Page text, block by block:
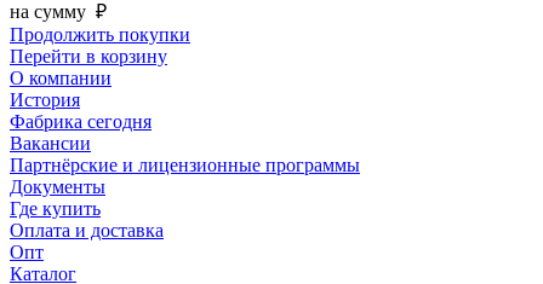
на сумму ₽
Продолжить покупки
Перейти в корзину
О компании
История
Фабрика сегодня
Вакансии
Партнёрские и лицензионные программы
Документы
Где купить
Оплата и доставка
Опт
Каталог